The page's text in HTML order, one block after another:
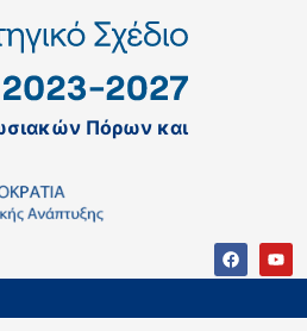
Πόρων και